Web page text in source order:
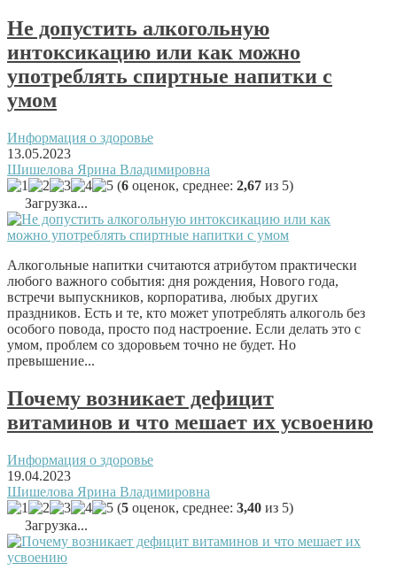
Не допустить алкогольную
интоксикацию или как можно
употреблять спиртные напитки с
умом
Информация о здоровье
13.05.2023
Шишелова Ярина Владимировна
(6 оценок, среднее: 2,67 из 5)
Загрузка...
Алкогольные напитки считаются атрибутом практически
любого важного события: дня рождения, Нового года,
встречи выпускников, корпоратива, любых других
праздников. Есть и те, кто может употреблять алкоголь без
особого повода, просто под настроение. Если делать это с
умом, проблем со здоровьем точно не будет. Но
превышение...
Почему возникает дефицит
витаминов и что мешает их усвоению
Информация о здоровье
19.04.2023
Шишелова Ярина Владимировна
(5 оценок, среднее: 3,40 из 5)
Загрузка...